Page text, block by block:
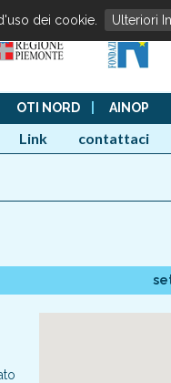
OTI NORD AINOP
Link contattaci
dei cookie. Ulteriori